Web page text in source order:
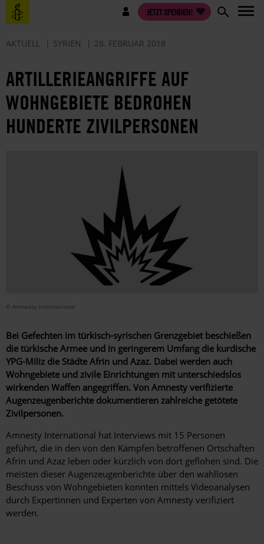
Direkt
zum
Benutzermenü JETZT SPENDEN!
AKTUELL SYRIEN 28. FEBRUAR 2018
ARTILLERIEANGRIFFE AUF
WOHNGEBIETE BEDROHEN
HUNDERTE ZIVILPERSONEN
© Amnesty International
Bei Gefechten im türkisch-syrischen Grenzgebiet beschießen
die türkische Armee und in geringerem Umfang die kurdische
YPG-Miliz die Städte Afrin und Azaz. Dabei werden auch
Wohngebiete und zivile Einrichtungen mit unterschiedslos
wirkenden Waffen angegriffen. Von Amnesty verifizierte
Augenzeugenberichte dokumentieren zahlreiche getötete
Zivilpersonen.
Amnesty International hat Interviews mit 15 Personen
geführt, die in den von den Kämpfen betroffenen Ortschaften
Afrin und Azaz leben oder kürzlich von dort geflohen sind. Die
meisten dieser Augenzeugenberichte über den wahllosen
Beschuss von Wohngebieten konnten mittels Videoanalysen
durch Expertinnen und Experten von Amnesty verifiziert
werden.